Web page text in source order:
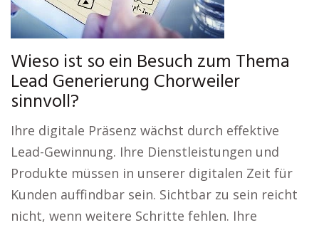
Wieso ist so ein Besuch zum Thema
Lead Generierung Chorweiler
sinnvoll?
Ihre digitale Präsenz wächst durch effektive
Lead-Gewinnung. Ihre Dienstleistungen und
Produkte müssen in unserer digitalen Zeit für
Kunden auffindbar sein. Sichtbar zu sein reicht
nicht, wenn weitere Schritte fehlen. Ihre